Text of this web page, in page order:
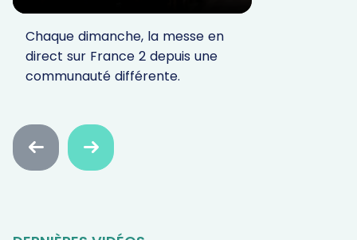
Chaque dimanche, la messe en
direct sur France 2 depuis une
communauté différente.
Faire
défiler
Faire
défiler